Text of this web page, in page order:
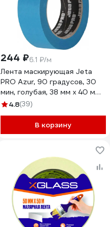
244 ₽6.1 ₽/м
Лента маскирующая Jeta
PRO Azur, 90 градусов, 30
мин, голубая, 38 мм x 40 м
58490/38
4.8(39)
В корзину